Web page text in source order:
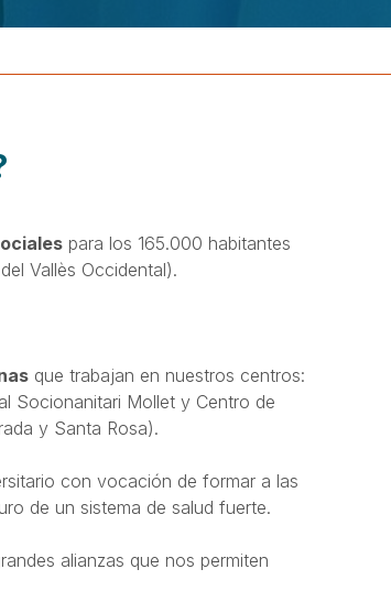
para los 165.000 habitantes
Vallès Occidental).
que trabajan en nuestros centros:
Socionanitari Mollet y Centro de
y Santa Rosa).
con vocación de formar a las
de un sistema de salud fuerte.
alianzas que nos permiten